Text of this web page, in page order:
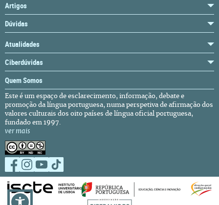
Artigos
Dúvidas
Atualidades
Ciberdúvidas
Quem Somos
Este é um espaço de esclarecimento, informação, debate e
promoção da língua portuguesa, numa perspetiva de afirmação dos
valores culturais dos oito países de língua oficial portuguesa,
fundado em 1997.
ver mais